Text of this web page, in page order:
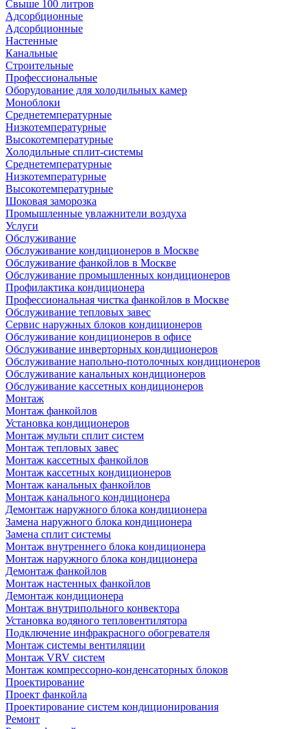
Свыше 100 литров
Адсорбционные
Адсорбционные
Настенные
Канальные
Строительные
Профессиональные
Оборудование для холодильных камер
Моноблоки
Среднетемпературные
Низкотемпературные
Высокотемпературные
Холодильные сплит-системы
Среднетемпературные
Низкотемпературные
Высокотемпературные
Шоковая заморозка
Промышленные увлажнители воздуха
Услуги
Обслуживание
Обслуживание кондиционеров в Москве
Обслуживание фанкойлов в Москве
Обслуживание промышленных кондиционеров
Профилактика кондиционера
Профессиональная чистка фанкойлов в Москве
Обслуживание тепловых завес
Сервис наружных блоков кондиционеров
Обслуживание кондиционеров в офисе
Обслуживание инверторных кондиционеров
Обслуживание напольно-потолочных кондиционеров
Обслуживание канальных кондиционеров
Обслуживание кассетных кондиционеров
Монтаж
Монтаж фанкойлов
Установка кондиционеров
Монтаж мульти сплит систем
Монтаж тепловых завес
Монтаж кассетных фанкойлов
Монтаж кассетных кондиционеров
Монтаж канальных фанкойлов
Монтаж канального кондиционера
Демонтаж наружного блока кондиционера
Замена наружного блока кондиционера
Замена сплит системы
Монтаж внутреннего блока кондиционера
Монтаж наружного блока кондиционера
Демонтаж фанкойлов
Монтаж настенных фанкойлов
Демонтаж кондиционера
Монтаж внутрипольного конвектора
Установка водяного тепловентилятора
Подключение инфракрасного обогревателя
Монтаж системы вентиляции
Монтаж VRV систем
Монтаж компрессорно-конденсаторных блоков
Проектирование
Проект фанкойла
Проектирование систем кондиционирования
Ремонт